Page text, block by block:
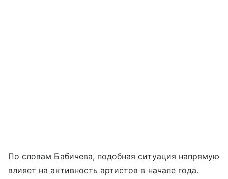
По словам Бабичева, подобная ситуация напрямую
влияет на активность артистов в начале года.